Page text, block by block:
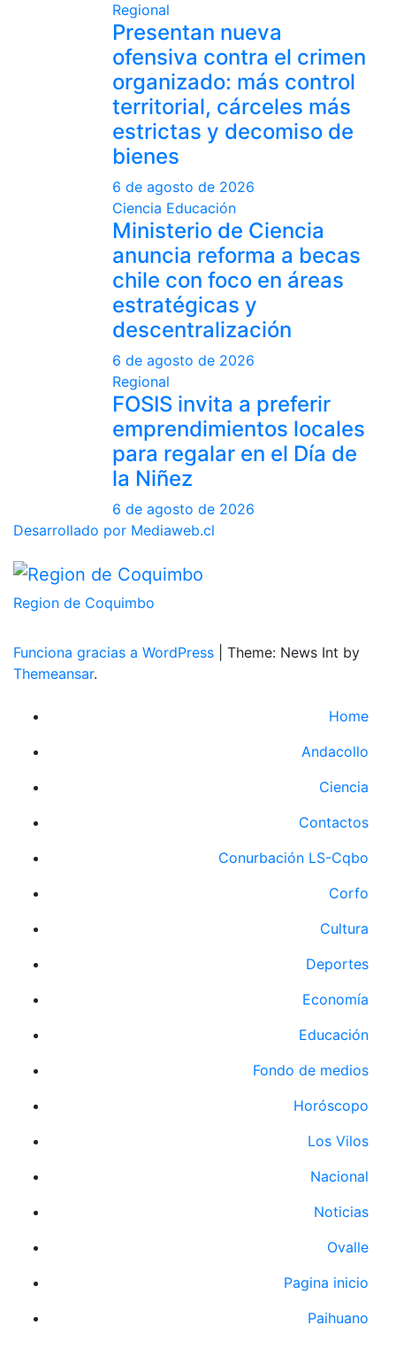
Regional
Presentan nueva
ofensiva contra el crimen
organizado: más control
territorial, cárceles más
estrictas y decomiso de
bienes
6 de agosto de 2026
Ciencia Educación
Ministerio de Ciencia
anuncia reforma a becas
chile con foco en áreas
estratégicas y
descentralización
6 de agosto de 2026
Regional
FOSIS invita a preferir
emprendimientos locales
para regalar en el Día de
la Niñez
6 de agosto de 2026
Desarrollado por Mediaweb.cl
Region de Coquimbo
Funciona gracias a WordPress
Theme: News Int by
Themeansar.
Home
Andacollo
Ciencia
Contactos
Conurbación LS-Cqbo
Corfo
Cultura
Deportes
Economía
Educación
Fondo de medios
Horóscopo
Los Vilos
Nacional
Noticias
Ovalle
Pagina inicio
Paihuano